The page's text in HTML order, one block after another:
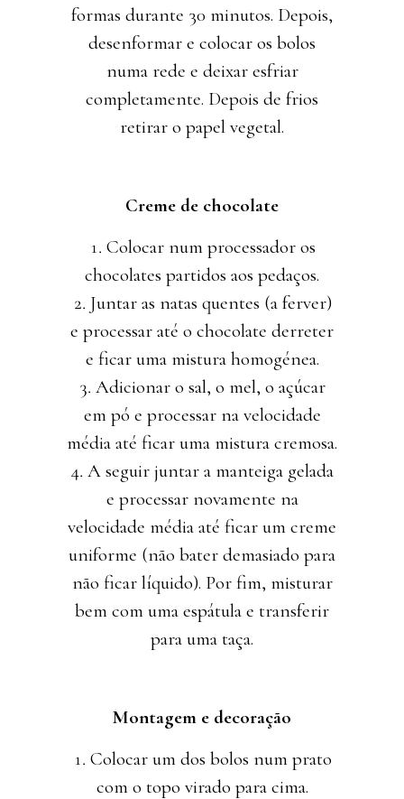
formas durante 30 minutos. Depois,
desenformar e colocar os bolos
numa rede e deixar esfriar
completamente. Depois de frios
retirar o papel vegetal.
Creme de chocolate
Colocar num processador os
chocolates partidos aos pedaços.
Juntar as natas quentes (a ferver)
e processar até o chocolate derreter
e ficar uma mistura homogénea.
Adicionar o sal, o mel, o açúcar
em pó e processar na velocidade
média até ficar uma mistura cremosa.
A seguir juntar a manteiga gelada
e processar novamente na
velocidade média até ficar um creme
uniforme (não bater demasiado para
não ficar líquido). Por fim, misturar
bem com uma espátula e transferir
para uma taça.
Montagem e decoração
Colocar um dos bolos num prato
com o topo virado para cima.